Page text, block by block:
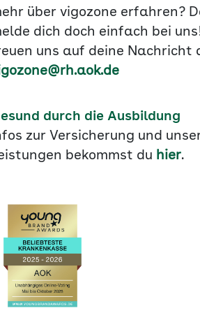
über vigozone erfahren?
dich doch einfach bei
uns auf deine Nachricht
durch die Ausbildung
zur Versicherung und
bekommst du hier.